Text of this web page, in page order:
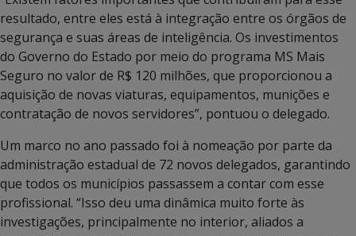
resultado, entre eles está à integração entre os órgãos de
segurança e suas áreas de inteligência. Os investimentos
do Governo do Estado por meio do programa MS Mais
Seguro no valor de R$ 120 milhões, que proporcionou a
aquisição de novas viaturas, equipamentos, munições e
contratação de novos servidores”, pontuou o delegado.
Um marco no ano passado foi à nomeação por parte da
administração estadual de 72 novos delegados, garantindo
que todos os municípios passassem a contar com esse
profissional. “Isso deu uma dinâmica muito forte às
investigações, principalmente no interior, aliados a